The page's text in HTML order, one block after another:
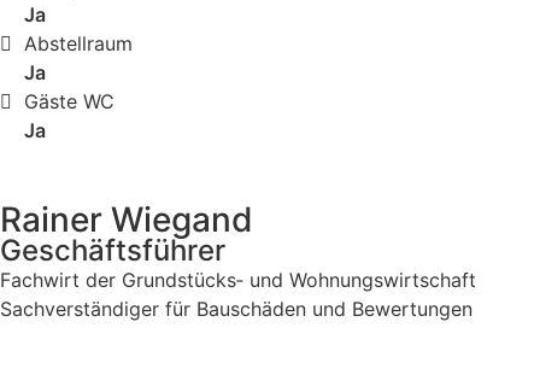
Ja
Abstellraum
Ja
Gäste WC
Ja
Rainer Wiegand
Geschäftsführer
Fachwirt der Grundstücks‐ und Wohnungswirtschaft
Sachverständiger für Bauschäden und Bewertungen